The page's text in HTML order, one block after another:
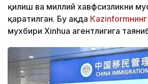
қилиш ва миллий хавфсизликни
қаратилган. Бу ҳақда Кazinformнинг
мухбири Xinhua агентлигига